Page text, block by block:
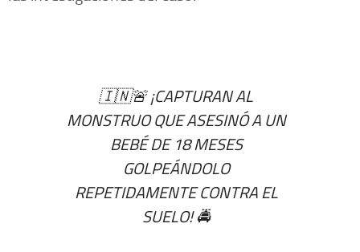
🇮🇳🚨 ¡CAPTURAN AL
MONSTRUO QUE ASESINÓ A UN
BEBÉ DE 18 MESES
GOLPEÁNDOLO
REPETIDAMENTE CONTRA EL
SUELO! 🚔